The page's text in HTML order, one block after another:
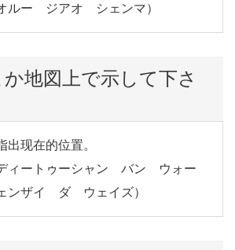
ルー ジアオ シェンマ）
地図上で示して下さ
出现在的位置。
ィートゥーシャン バン ウォー
ンザイ ダ ウェイズ）